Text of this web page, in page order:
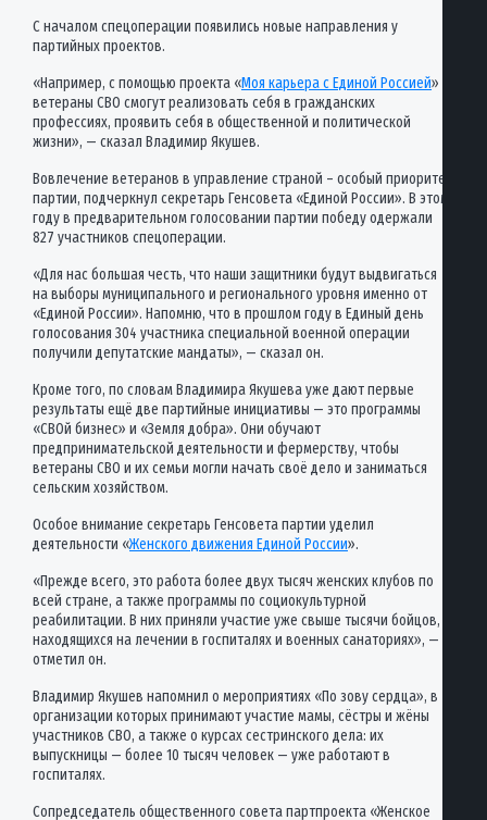
С началом спецоперации появились новые направления у
партийных проектов.
«Например, с помощью проекта «Моя карьера с Единой Россией»
ветераны СВО смогут реализовать себя в гражданских
профессиях, проявить себя в общественной и политической
жизни», — сказал Владимир Якушев.
Вовлечение ветеранов в управление страной – особый приоритет
партии, подчеркнул секретарь Генсовета «Единой России». В этом
году в предварительном голосовании партии победу одержали
827 участников спецоперации.
«Для нас большая честь, что наши защитники будут выдвигаться
на выборы муниципального и регионального уровня именно от
«Единой России». Напомню, что в прошлом году в Единый день
голосования 304 участника специальной военной операции
получили депутатские мандаты», — сказал он.
Кроме того, по словам Владимира Якушева уже дают первые
результаты ещё две партийные инициативы — это программы
«СВОй бизнес» и «Земля добра». Они обучают
предпринимательской деятельности и фермерству, чтобы
ветераны СВО и их семьи могли начать своё дело и заниматься
сельским хозяйством.
Особое внимание секретарь Генсовета партии уделил
деятельности «Женского движения Единой России».
«Прежде всего, это работа более двух тысяч женских клубов по
всей стране, а также программы по социокультурной
реабилитации. В них приняли участие уже свыше тысячи бойцов,
находящихся на лечении в госпиталях и военных санаториях», —
отметил он.
Владимир Якушев напомнил о мероприятиях «По зову сердца», в
организации которых принимают участие мамы, сёстры и жёны
участников СВО, а также о курсах сестринского дела: их
выпускницы — более 10 тысяч человек — уже работают в
госпиталях.
Сопредседатель общественного совета партпроекта «Женское